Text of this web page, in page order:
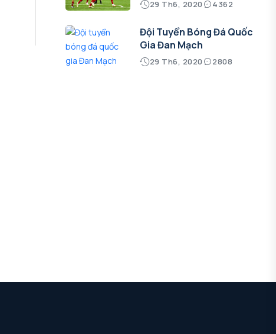
29 Th6, 2020 4362
Đội Tuyển Bóng Đá Quốc
Gia Đan Mạch
29 Th6, 2020 2808